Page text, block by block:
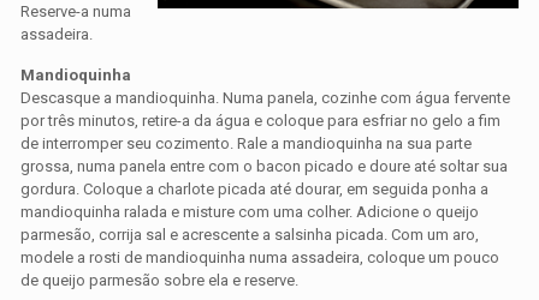
Reserve-a numa
assadeira.
Mandioquinha
Descasque a mandioquinha. Numa panela, cozinhe com água fervente
por três minutos, retire-a da água e coloque para esfriar no gelo a fim
de interromper seu cozimento. Rale a mandioquinha na sua parte
grossa, numa panela entre com o bacon picado e doure até soltar sua
gordura. Coloque a charlote picada até dourar, em seguida ponha a
mandioquinha ralada e misture com uma colher. Adicione o queijo
parmesão, corrija sal e acrescente a salsinha picada. Com um aro,
modele a rosti de mandioquinha numa assadeira, coloque um pouco
de queijo parmesão sobre ela e reserve.